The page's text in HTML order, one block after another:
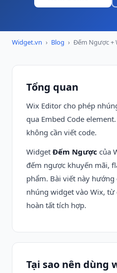
Widget.vn › Blog › Đếm Ngược +
Tổng quan
Wix Editor cho phép
qua Embed Code
không cần viết code.
Widget Đếm Ngược của
đếm ngược khuyến mãi,
phẩm. Bài viết này
nhúng widget vào Wix,
hoàn tất tích hợp.
Tại sao nên dùng